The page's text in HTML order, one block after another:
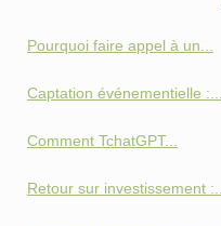
Pourquoi faire appel à un...
Captation événementielle :...
Comment TchatGPT...
Retour sur investissement :...